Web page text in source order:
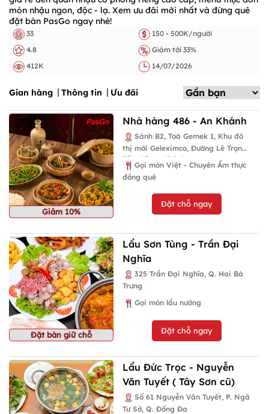
món nhậu ngon, độc - lạ. Xem ưu đãi mới nhất và đừng quê
đặt bàn PasGo ngay nhé!
33
150 - 500K/người
4.8
Giảm tới 33%
412K
14/07/2026
Gian hàng Thông tin Ưu đãi
Giảm 10%
Nhà hàng 486 - An Khánh
Sảnh B2, Toà Gemek 1, Khu đô
thị mới Geleximco, Đường Lê Trọng
Tấn, Xã An Khánh
Gọi món Việt - Chuyên Ẩm thực
đồng quê
Đặt chỗ ngay
Đặt bàn giữ chỗ
Lẩu Sơn Tùng - Trần Đại
Nghĩa
325 Trần Đại Nghĩa, Q. Hai Bà
Trưng
Gọi món lẩu nướng
Đặt chỗ ngay
Lẩu Đức Trọc - Nguyễn
Văn Tuyết ( Tây Sơn cũ)
Số 61 Nguyễn Văn Tuyết, P. Ngã
Tư Sở, Q. Đống Đa